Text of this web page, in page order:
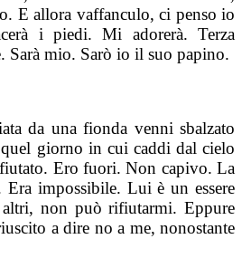
E allora vaffanculo, ci penso io
i piedi. Mi adorerà. Terza
Sarà mio. Sarò io il suo papino.
da una fionda venni sbalzato
giorno in cui caddi dal cielo
Ero fuori. Non capivo. La
Era impossibile. Lui è un essere
non può rifiutarmi. Eppure
a dire no a me, nonostante